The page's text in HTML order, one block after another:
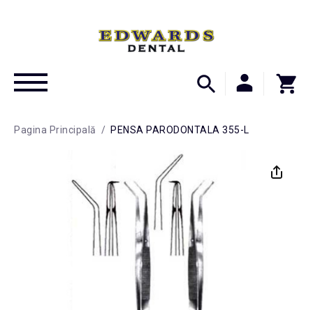
Pagina Principală / PENSA PARODONTALA 355-L